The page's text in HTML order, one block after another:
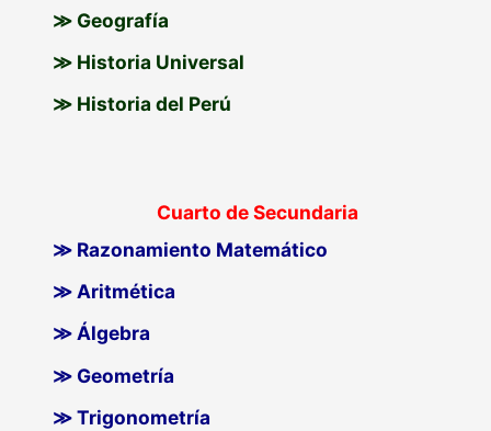
≫ Geografía
≫ Historia Universal
≫ Historia del Perú
Cuarto de Secundaria
≫ Razonamiento Matemático
≫ Aritmética
≫ Álgebra
≫ Geometría
≫ Trigonometría